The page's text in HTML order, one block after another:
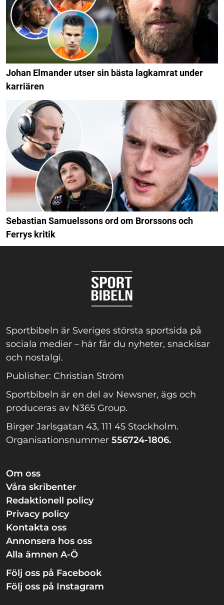
Johan Elmander utser sin bästa lagkamrat under
karriären
Sebastian Samuelssons ord om Brorssons och
Ferrys kritik
Sportbibeln är Sveriges största sportsida på
sociala medier – här får du nyheter, snackisar
och nostalgi.
Publisher: Christian Ström
Sportbibeln är en del av Newsner, ägs och
produceras av N365 Group.
Birger Jarlsgatan 43, 111 45 Stockholm.
Organisationsnummer 556724-1806.
Om oss
Våra skribenter
Redaktionell policy
Privacy policy
Kontakta oss
Annonsera hos oss
Alla ämnen A-Ö
Följ oss på Facebook
Följ oss på Instagram